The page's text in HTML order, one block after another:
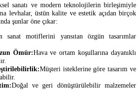
sanatı ve modern teknolojilerin birleşimiyle
levhalar, üstün kalite ve estetik açıdan birçok
şunlar öne çıkar:
sanat motiflerini yansıtan özgün tasarımlar
Ömür:Hava ve ortam koşullarına dayanıklı
Müşteri isteklerine göre tasarım ve
Doğal ve geri dönüştürülebilir malzemeler